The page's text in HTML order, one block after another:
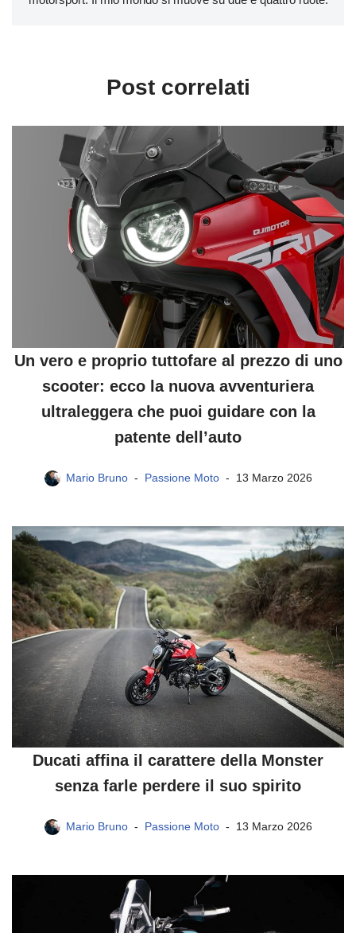
Post correlati
Un vero e proprio tuttofare al prezzo di uno
scooter: ecco la nuova avventuriera
ultraleggera che puoi guidare con la
patente dell’auto
Mario Bruno Passione Moto 13 Marzo 2026
Ducati affina il carattere della Monster
senza farle perdere il suo spirito
Mario Bruno Passione Moto 13 Marzo 2026